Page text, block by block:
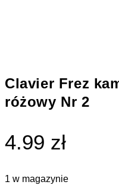
Clavier Frez
różowy Nr 2
4.99 zł
1 w magazynie